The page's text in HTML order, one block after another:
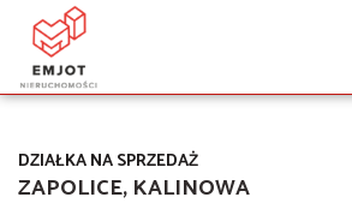
ZAPOLICE, KALINOWA
DZIAŁKA NA SPRZEDAŻ